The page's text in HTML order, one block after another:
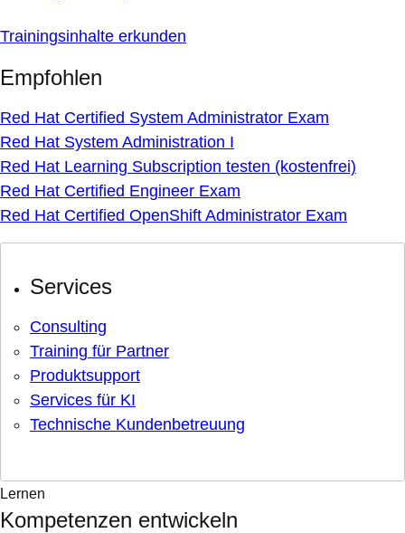
Trainingsinhalte erkunden
Empfohlen
Red Hat Certified System Administrator Exam
Red Hat System Administration I
Red Hat Learning Subscription testen (kostenfrei)
Red Hat Certified Engineer Exam
Red Hat Certified OpenShift Administrator Exam
Services
Consulting
Training für Partner
Produktsupport
Services für KI
Technische Kundenbetreuung
Lernen
Kompetenzen entwickeln